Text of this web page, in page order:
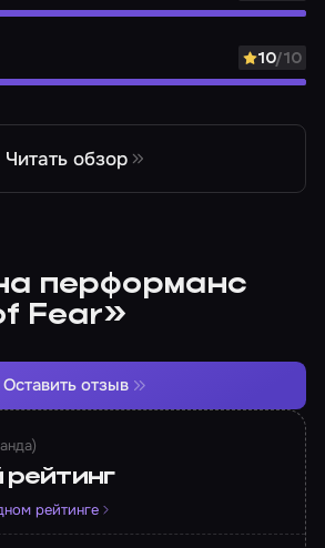
10/10
Читать обзор
перформанс
Fear»
рейтинге
Оставить отзыв